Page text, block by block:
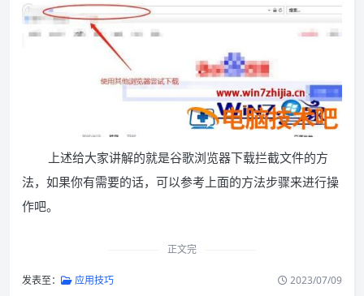
上述给大家讲解的就是谷歌浏览器下载拦截文件的方
法，如果你有需要的话，可以参考上面的方法步骤来进行操
作吧。
正文完
发表至： 应用技巧 2023/07/09